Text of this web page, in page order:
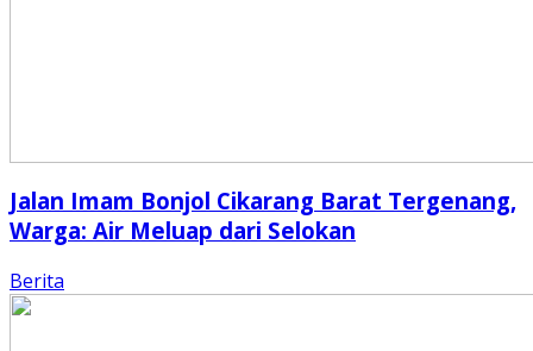
Jalan Imam Bonjol Cikarang Barat Tergenang,
Warga: Air Meluap dari Selokan
Berita